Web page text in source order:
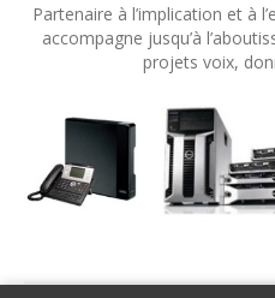
Partenaire à l’implication et à
accompagne jusqu’à
projets voix,